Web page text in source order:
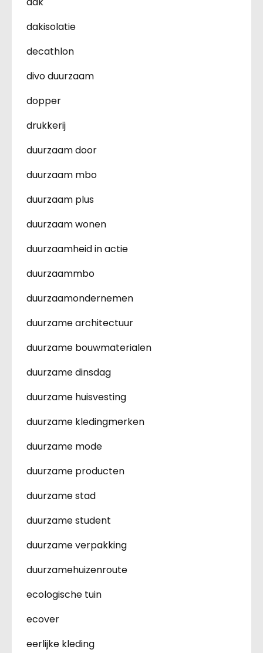
dakisolatie
decathlon
divo duurzaam
dopper
drukkerij
duurzaam door
duurzaam mbo
duurzaam plus
duurzaam wonen
duurzaamheid in actie
duurzaammbo
duurzaamondernemen
duurzame architectuur
duurzame bouwmaterialen
duurzame dinsdag
duurzame huisvesting
duurzame kledingmerken
duurzame mode
duurzame producten
duurzame stad
duurzame student
duurzame verpakking
duurzamehuizenroute
ecologische tuin
ecover
eerlijke kleding